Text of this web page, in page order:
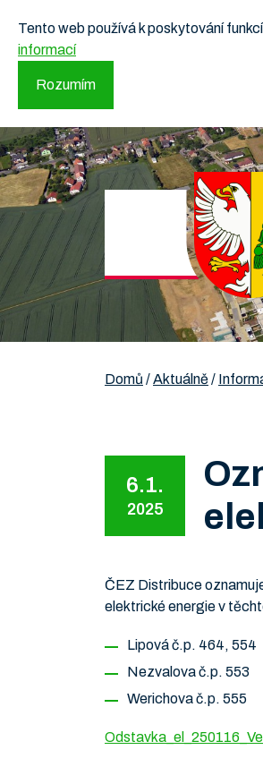
Tento web používá k poskytování
informací
Rozumím
Domů /Aktuálně/
6.1.
2025
ČEZ Distribuce
elektrické energie v
Lipová č.p. 464, 554
Nezvalova č.p. 553
Werichova č.p. 555